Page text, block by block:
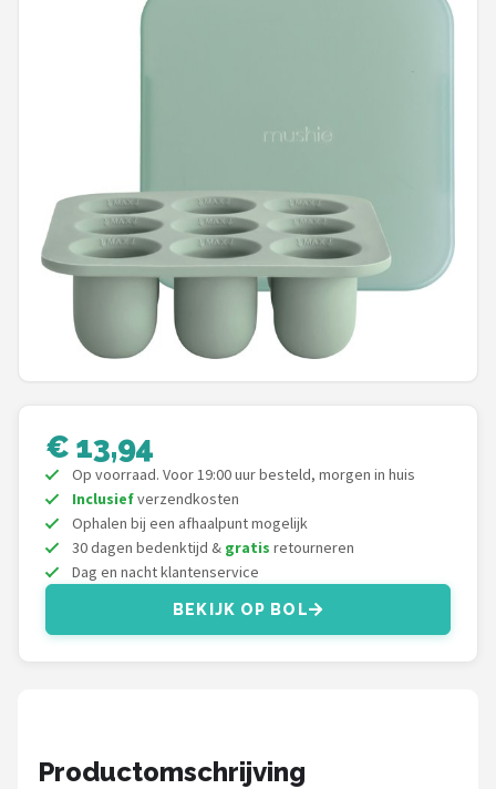
Jollein
Chouette-Chouette
Little Dutch
Soft Touch
FRIGG
Meyco
Done by Deer
Alle merken →
€ 13,94
Op voorraad. Voor 19:00 uur besteld, morgen in huis
Inclusiefverzendkosten
Ophalen bij een afhaalpunt mogelijk
30 dagen bedenktijd & gratis retourneren
Dag en nacht klantenservice
BEKIJK OP BOL
Productomschrijving